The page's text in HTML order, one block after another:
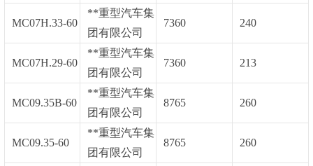
MC07H.33-60
**重型汽车集
团有限公司
7360 240
MC07H.29-60
**重型汽车集
团有限公司
7360 213
MC09.35B-60
**重型汽车集
团有限公司
8765 260
MC09.35-60
**重型汽车集
团有限公司
8765 260